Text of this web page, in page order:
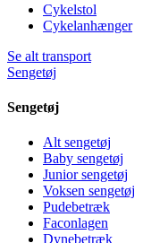
Cykelstol
Cykelanhænger
Se alt transport
Sengetøj
Sengetøj
Alt sengetøj
Baby sengetøj
Junior sengetøj
Voksen sengetøj
Pudebetræk
Faconlagen
Dynebetræk